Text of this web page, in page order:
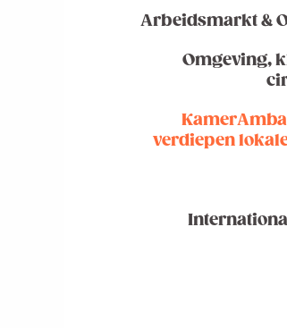
Arbeidsmarkt &
Omgeving,
verdiepen